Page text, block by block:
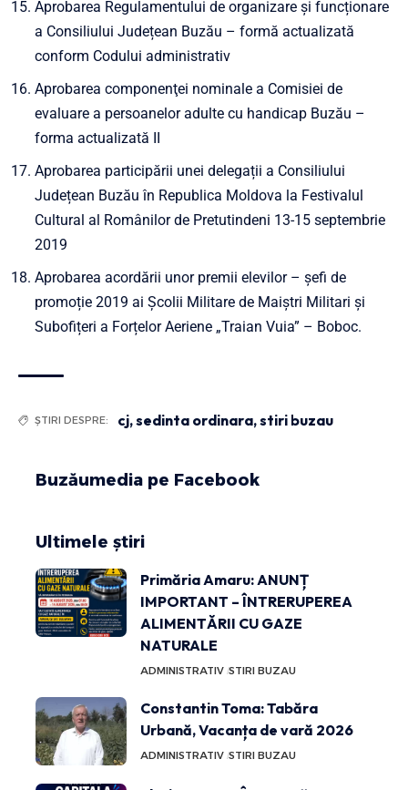
Aprobarea Regulamentului de organizare și funcționare
a Consiliului Județean Buzău – formă actualizată
conform Codului administrativ
Aprobarea componenţei nominale a Comisiei de
evaluare a persoanelor adulte cu handicap Buzău –
forma actualizată II
Aprobarea participării unei delegații a Consiliului
Județean Buzău în Republica Moldova la Festivalul
Cultural al Românilor de Pretutindeni 13-15 septembrie
2019
Aprobarea acordării unor premii elevilor – șefi de
promoție 2019 ai Școlii Militare de Maiștri Militari și
Subofițeri a Forțelor Aeriene „Traian Vuia” – Boboc.
ȘTIRI DESPRE: cj,sedinta ordinara,stiri buzau
Buzăumedia pe Facebook
Ultimele știri
Primăria Amaru: ANUNȚ
IMPORTANT – ÎNTRERUPEREA
ALIMENTĂRII CU GAZE
NATURALE
ADMINISTRATIV STIRI BUZAU
Constantin Toma: Tabăra
Urbană, Vacanța de vară 2026
ADMINISTRATIV STIRI BUZAU